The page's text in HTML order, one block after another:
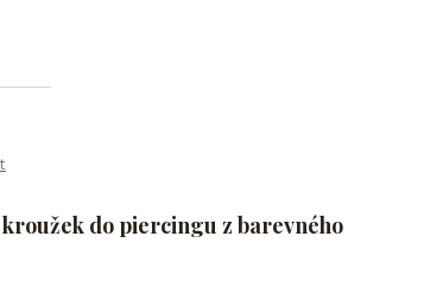
do piercingu z barevného